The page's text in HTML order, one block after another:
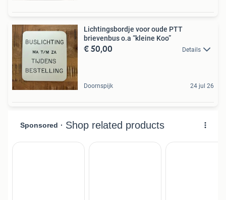
Lichtingsbordje voor oude PTT
brievenbus o.a “kleine Koo”
€ 50,00 Details
Doornspijk 24 jul 26